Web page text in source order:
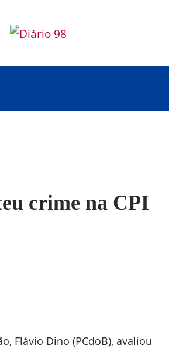
crime na CPI
Flávio Dino (PCdoB), avaliou